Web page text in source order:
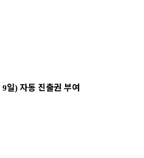
9일) 자동 진출권 부여